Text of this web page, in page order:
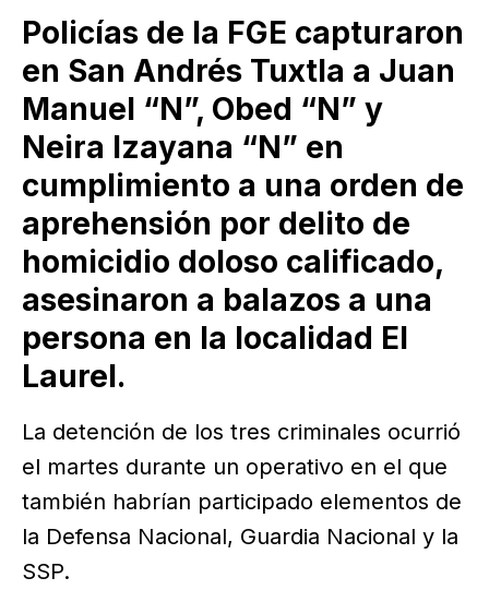
Policías de la FGE capturaron
en San Andrés Tuxtla a Juan
Manuel “N”, Obed “N” y
Neira Izayana “N” en
cumplimiento a una orden de
aprehensión por delito de
homicidio doloso calificado,
asesinaron a balazos a una
persona en la localidad El
Laurel.
La detención de los tres criminales ocurrió
el martes durante un operativo en el que
también habrían participado elementos de
la Defensa Nacional, Guardia Nacional y la
SSP.